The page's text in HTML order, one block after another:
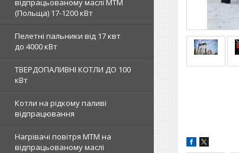
відпрацьованому маслі MTM
(Польща) 17-1200 кВт
Пелетні пальники від 17 квт
до 4000 кВт
ТВЕРДОПАЛИВНІ КОТЛИ ДО 100
кВт
Котли на рідкому паливі
відпрацювання
Нагрівачі повітря MTM на
відпрацьованому маслі